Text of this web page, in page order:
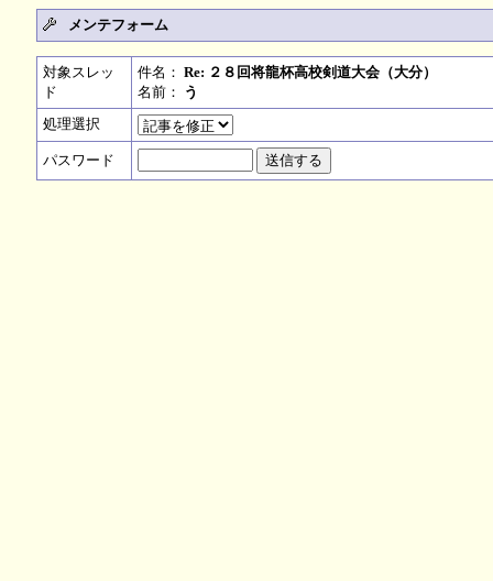
メンテフォーム
対象スレッ
ド
件名： Re: ２８回将龍杯高校剣道大会（大分）
名前：
う
処理選択
パスワード